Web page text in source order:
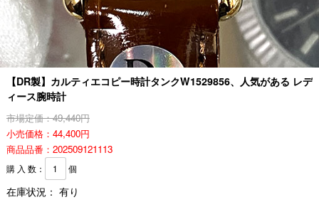
【DR製】カルティエコピー時計タンクW1529856、人気がある レデ
ィース腕時計
市場定価：49,440円
小売価格：44,400円
商品品番：202509121113
購 入 数： 個
在庫状況： 有り